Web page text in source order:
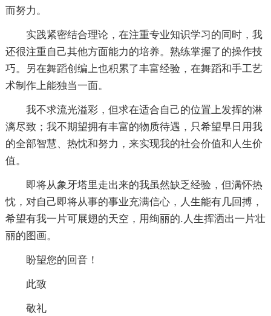
而努力。
实践紧密结合理论，在注重专业知识学习的同时，我
还很注重自己其他方面能力的培养。熟练掌握了的操作技
巧。另在舞蹈创编上也积累了丰富经验，在舞蹈和手工艺
术制作上能独当一面。
我不求流光溢彩，但求在适合自己的位置上发挥的淋
漓尽致；我不期望拥有丰富的物质待遇，只希望早日用我
的全部智慧、热忱和努力，来实现我的社会价值和人生价
值。
即将从象牙塔里走出来的我虽然缺乏经验，但满怀热
忱，对自己即将从事的事业充满信心，人生能有几回搏，
希望有我一片可展翅的天空，用绚丽的.人生挥洒出一片壮
丽的图画。
盼望您的回音！
此致
敬礼